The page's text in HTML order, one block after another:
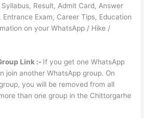
Result, Admit Card, Answer
Entrance Exam, Career Tips, Education
on your WhatsApp / Hike /
Link :- If you get one WhatsApp
join another WhatsApp group. On
you will be removed from all
than one group in the Chittorgarhe